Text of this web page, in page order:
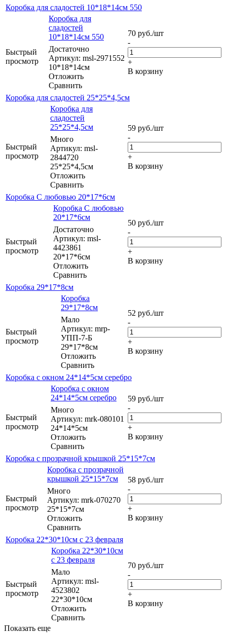
Коробка для сладостей 10*18*14см 550
Быстрый
просмотр
Коробка для
сладостей
10*18*14см 550
Достаточно
Артикул: msl-2971552
10*18*14см
Отложить
Сравнить
70 руб./шт
-
+
В корзину
Коробка для сладостей 25*25*4,5см
Быстрый
просмотр
Коробка для
сладостей
25*25*4,5см
Много
Артикул: msl-
2844720
25*25*4,5см
Отложить
Сравнить
59 руб./шт
-
+
В корзину
Коробка С любовью 20*17*6см
Быстрый
просмотр
Коробка С любовью
20*17*6см
Достаточно
Артикул: msl-
4423861
20*17*6см
Отложить
Сравнить
50 руб./шт
-
+
В корзину
Коробка 29*17*8см
Быстрый
просмотр
Коробка
29*17*8см
Мало
Артикул: mrp-
УПП-7-Б
29*17*8см
Отложить
Сравнить
52 руб./шт
-
+
В корзину
Коробка с окном 24*14*5см серебро
Быстрый
просмотр
Коробка с окном
24*14*5см серебро
Много
Артикул: mrk-080101
24*14*5см
Отложить
Сравнить
59 руб./шт
-
+
В корзину
Коробка с прозрачной крышкой 25*15*7см
Быстрый
просмотр
Коробка с прозрачной
крышкой 25*15*7см
Много
Артикул: mrk-070270
25*15*7см
Отложить
Сравнить
58 руб./шт
-
+
В корзину
Коробка 22*30*10см с 23 февраля
Быстрый
просмотр
Коробка 22*30*10см
с 23 февраля
Мало
Артикул: msl-
4523802
22*30*10см
Отложить
Сравнить
70 руб./шт
-
+
В корзину
Показать еще